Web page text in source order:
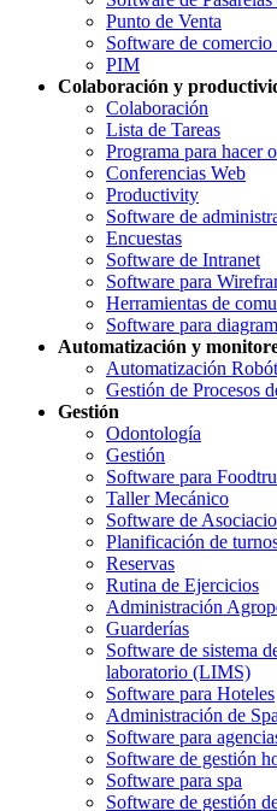
Punto de Venta
Software de
PIM
Colaboración y
Colaboración
Lista de Tareas
Programa para hacer
Conferencias Web
Productivity
Software de
Encuestas
Software de Intranet
Software para
Herramientas de
Software para
Automatización y
Automatización
Gestión de Procesos
Gestión
Odontología
Gestión
Software para
Taller Mecánico
Software de
Planificación de
Reservas
Rutina de Ejercicios
Administración
Guarderías
Software de sistema
laboratorio (LIMS)
Software para Hoteles
Administración de
Software para
Software de gestión
Software para spa
Software de gestión